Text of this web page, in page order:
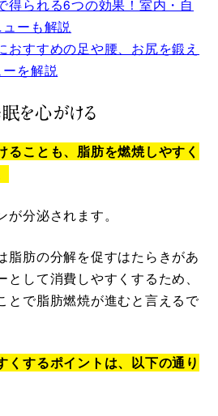
得られる6つの効果！室内・自
ーも解説
おすすめの足や腰、お尻を鍛え
を解説
を心がける
ることも、脂肪を燃焼しやすく
分泌されます。
脂肪の分解を促すはたらきがあ
として消費しやすくするため、
とで脂肪燃焼が進むと言えるで
くするポイントは、以下の通り